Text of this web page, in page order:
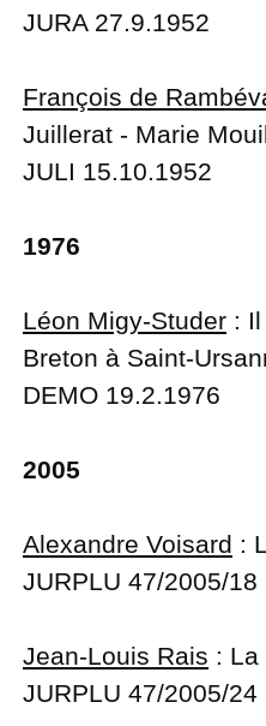
JURA 27.9.1952
François de
Juillerat - Marie
JULI 15.10.1952
1976
Léon Migy-Studer :
Breton à Saint-
DEMO 19.2.1976
2005
Alexandre Voisard :
JURPLU 47/2005/18
Jean-Louis Rais :
JURPLU 47/2005/24